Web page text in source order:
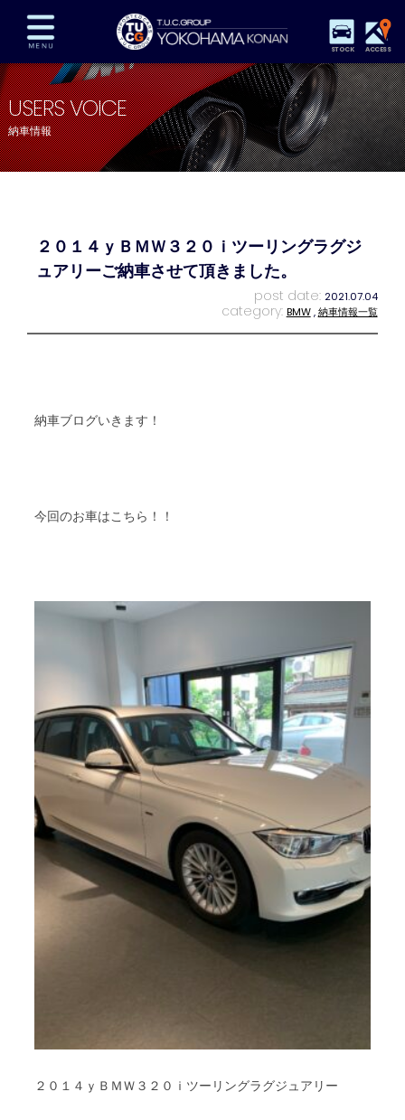
STOCK ACCESS
在庫車両情報 保証&サービス パーツリスト
TUCとは？ 店舗情報 アクセスマップ
全国納車 特別作業 注文販売
プライバシーポリシー スタッフblog
USERS VOICE
納車情報
２０１４ｙＢＭＷ３２０ｉツーリングラグジ
ュアリーご納車させて頂きました。
post date: 2021.07.04
category: BMW,納車情報一覧
納車ブログいきます！
今回のお車はこちら！！
２０１４ｙＢＭＷ３２０ｉツーリングラグジュアリー